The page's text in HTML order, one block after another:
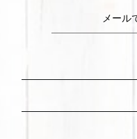
メール